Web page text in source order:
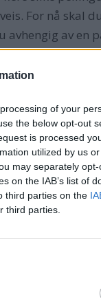
of your
the below opt-out
is processed
utilized by us
may separately
on the IAB’s list of
third parties on the
third parties.
For nå skal
avhengig av
linjaler som
legge
i
er
deg for
den
ut en kurs
i
skal du altså
er rent
så smått